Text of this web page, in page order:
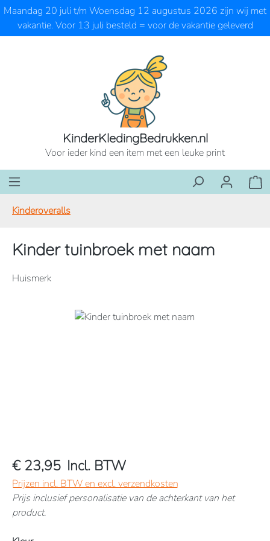
Ga naar de hoofdinhoud
Maandag 20 juli t/m Woensdag 12 augustus 2026 zijn wij met
vakantie. Voor 13 juli besteld = voor de vakantie geleverd
KinderKledingBedrukken.nl
Voor ieder kind een item met een leuke print
Kinderoveralls
Kinder tuinbroek met naam
Huismerk
Afbeeldingengalerij overslaan
€ 23,95 Incl. BTW
Prijzen incl. BTW en excl. verzendkosten
Prijs inclusief personalisatie van de achterkant van het
product.